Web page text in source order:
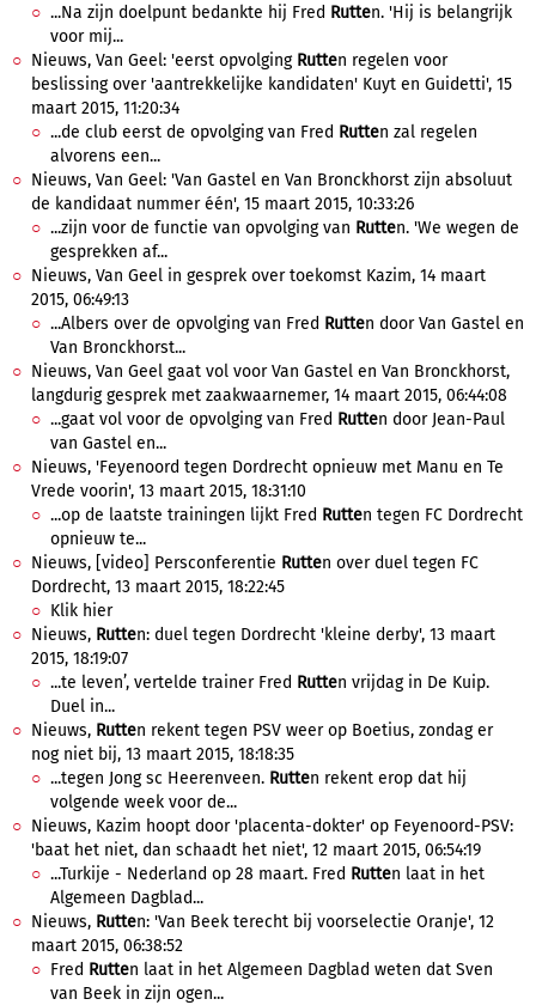
...Na zijn doelpunt bedankte hij Fred Rutten. 'Hij is belangrijk
voor mij...
Nieuws, Van Geel: 'eerst opvolging Rutten regelen voor
beslissing over 'aantrekkelijke kandidaten' Kuyt en Guidetti', 15
maart 2015, 11:20:34
...de club eerst de opvolging van Fred Rutten zal regelen
alvorens een...
Nieuws, Van Geel: 'Van Gastel en Van Bronckhorst zijn absoluut
de kandidaat nummer één', 15 maart 2015, 10:33:26
...zijn voor de functie van opvolging van Rutten. 'We wegen de
gesprekken af...
Nieuws, Van Geel in gesprek over toekomst Kazim, 14 maart
2015, 06:49:13
...Albers over de opvolging van Fred Rutten door Van Gastel en
Van Bronckhorst...
Nieuws, Van Geel gaat vol voor Van Gastel en Van Bronckhorst,
langdurig gesprek met zaakwaarnemer, 14 maart 2015, 06:44:08
...gaat vol voor de opvolging van Fred Rutten door Jean-Paul
van Gastel en...
Nieuws, 'Feyenoord tegen Dordrecht opnieuw met Manu en Te
Vrede voorin', 13 maart 2015, 18:31:10
...op de laatste trainingen lijkt Fred Rutten tegen FC Dordrecht
opnieuw te...
Nieuws, [video] Persconferentie Rutten over duel tegen FC
Dordrecht, 13 maart 2015, 18:22:45
Klik hier
Nieuws, Rutten: duel tegen Dordrecht 'kleine derby', 13 maart
2015, 18:19:07
...te leven’, vertelde trainer Fred Rutten vrijdag in De Kuip.
Duel in...
Nieuws, Rutten rekent tegen PSV weer op Boetius, zondag er
nog niet bij, 13 maart 2015, 18:18:35
...tegen Jong sc Heerenveen. Rutten rekent erop dat hij
volgende week voor de...
Nieuws, Kazim hoopt door 'placenta-dokter' op Feyenoord-PSV:
'baat het niet, dan schaadt het niet', 12 maart 2015, 06:54:19
...Turkije - Nederland op 28 maart. Fred Rutten laat in het
Algemeen Dagblad...
Nieuws, Rutten: 'Van Beek terecht bij voorselectie Oranje', 12
maart 2015, 06:38:52
Fred Rutten laat in het Algemeen Dagblad weten dat Sven
van Beek in zijn ogen...